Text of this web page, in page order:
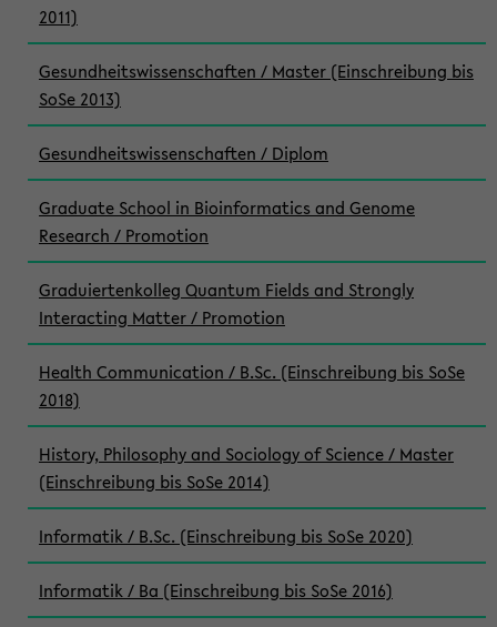
2011)
Gesundheitswissenschaften / Master (Einschreibung bis
SoSe 2013)
Gesundheitswissenschaften / Diplom
Graduate School in Bioinformatics and Genome
Research / Promotion
Graduiertenkolleg Quantum Fields and Strongly
Interacting Matter / Promotion
Health Communication / B.Sc. (Einschreibung bis SoSe
2018)
History, Philosophy and Sociology of Science / Master
(Einschreibung bis SoSe 2014)
Informatik / B.Sc. (Einschreibung bis SoSe 2020)
Informatik / Ba (Einschreibung bis SoSe 2016)